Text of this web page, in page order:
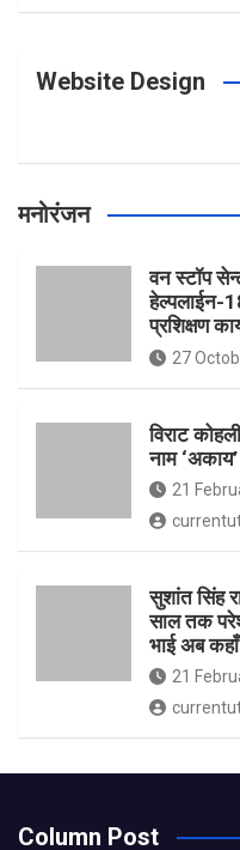
Website Design
मनोरंजन
वन स्टॉप
हेल्पलाईन-
प्रशिक्षण
27
विराट
नाम
21
सुशांत सिंह
साल तक
भाई अब
21
Column Post